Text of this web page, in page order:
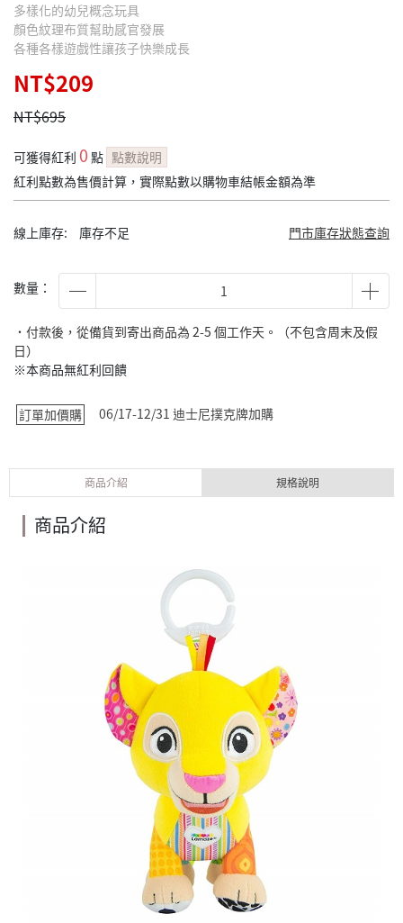
多樣化的幼兒概念玩具
顏色紋理布質幫助感官發展
各種各樣遊戲性讓孩子快樂成長
NT$209
NT$695
可獲得紅利 0 點 點數說明
紅利點數為售價計算，實際點數以購物車結帳金額為準
線上庫存: 庫存不足 門市庫存狀態查詢
數量：
˙付款後，從備貨到寄出商品為 2-5 個工作天。（不包含周末及假
日）
※本商品無紅利回饋
訂單加價購 06/17-12/31 迪士尼撲克牌加購
商品介紹 規格說明
商品介紹